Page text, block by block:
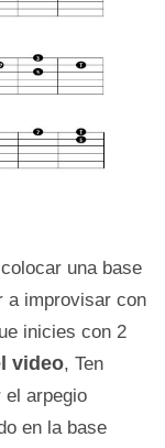
una base
a improvisar con
inicies con 2
video, Ten
el arpegio
en la base